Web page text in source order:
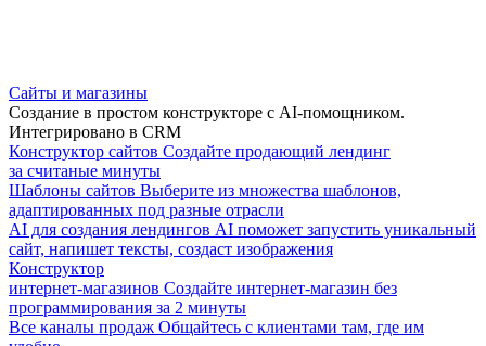
Сайты и магазины
Создание в простом конструкторе с AI-помощником.
Интегрировано в CRM
Конструктор сайтов Создайте продающий лендинг
за считаные минуты
Шаблоны сайтов Выберите из множества шаблонов,
адаптированных под разные отрасли
AI для создания лендингов AI поможет запустить уникальный
сайт, напишет тексты, создаст изображения
Конструктор
интернет-магазинов Создайте интернет-магазин без
программирования за 2 минуты
Все каналы продаж Общайтесь с клиентами там, где им